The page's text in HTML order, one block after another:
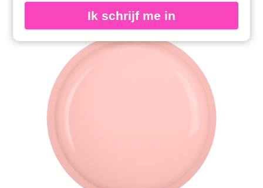
e-
in
Ik schrijf me in